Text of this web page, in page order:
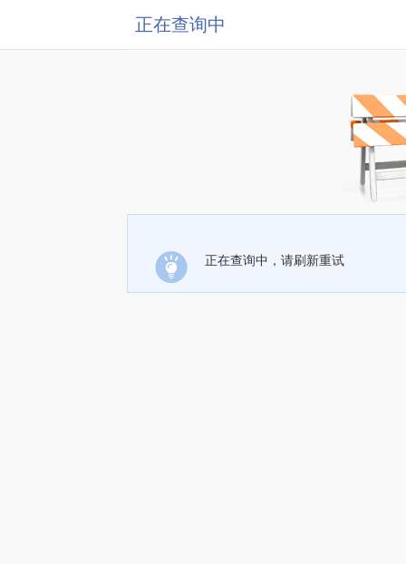
正在查询中
正在查询中，请刷新重试